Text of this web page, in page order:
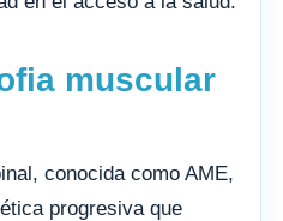
muscular
conocida como AME,
progresiva que